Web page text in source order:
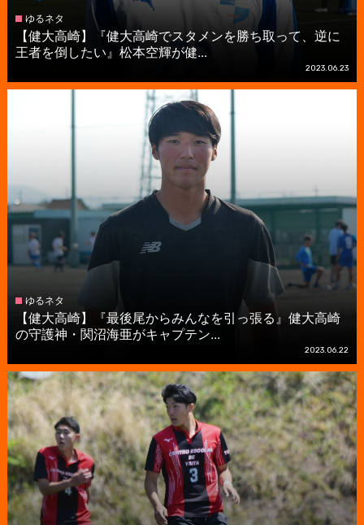
ゆるネタ
【健大高崎】『健大高崎でスタメンを勝ち取って、逆に
王者を倒したい』松本空輝が健...
2023.06.23
ゆるネタ
【健大高崎】『最後尾からみんなを引っ張る』健大高崎
の守護神・関沼海亜がキャプテン...
2023.06.22